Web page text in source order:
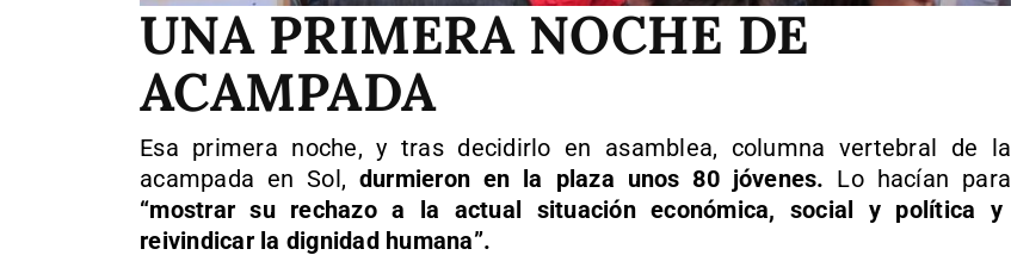
UNA PRIMERA NOCHE DE
ACAMPADA
Esa primera noche, y tras decidirlo en asamblea, columna vertebral de la
acampada en Sol, durmieron en la plaza unos 80 jóvenes. Lo hacían para
“mostrar su rechazo a la actual situación económica, social y política y
reivindicar la dignidad humana”.